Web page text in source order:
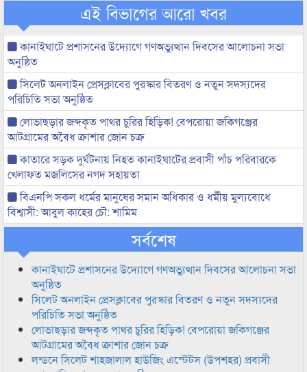
এই বিভাগের আরো খবর
কানাইঘাটে প্রশাসনের উদ্যোগে গণঅভ্যুত্থান দিবসের আলোচনা সভা
অনুষ্ঠিত
সিলেট অনলাইন প্রেসক্লাবের পুরস্কার বিতরণ ও নতুন সদস্যদের
পরিচিতি সভা অনুষ্ঠিত
লোভাছড়ার জব্দকৃত পাথর চুরির হিড়িক! বেপরোয়া জকিগঞ্জের
আটগ্রামের অবৈধ ক্রাশার জোন চক্র
কাতারে সড়ক দুর্ঘটনায় নিহত কানাইঘাটের প্রবাসী পাঁচ পরিবারকে
খেলাফত মজলিসের নগদ সহায়তা
বিএনপি সকল ধর্মের মানুষের সমান অধিকার ও ধর্মীয় মুল্যবোধে
বিশ্বাসী: আবুল কাহের চৌ: শামিম
সর্বশেষ
কানাইঘাটে প্রশাসনের উদ্যোগে গণঅভ্যুত্থান দিবসের আলোচনা সভা
অনুষ্ঠিত
সিলেট অনলাইন প্রেসক্লাবের পুরস্কার বিতরণ ও নতুন সদস্যদের
পরিচিতি সভা অনুষ্ঠিত
লোভাছড়ার জব্দকৃত পাথর চুরির হিড়িক! বেপরোয়া জকিগঞ্জের
আটগ্রামের অবৈধ ক্রাশার জোন চক্র
লন্ডনে সিলেট শাহজালাল হাউজিং এস্টেটস (উপশহর) প্রবাসী